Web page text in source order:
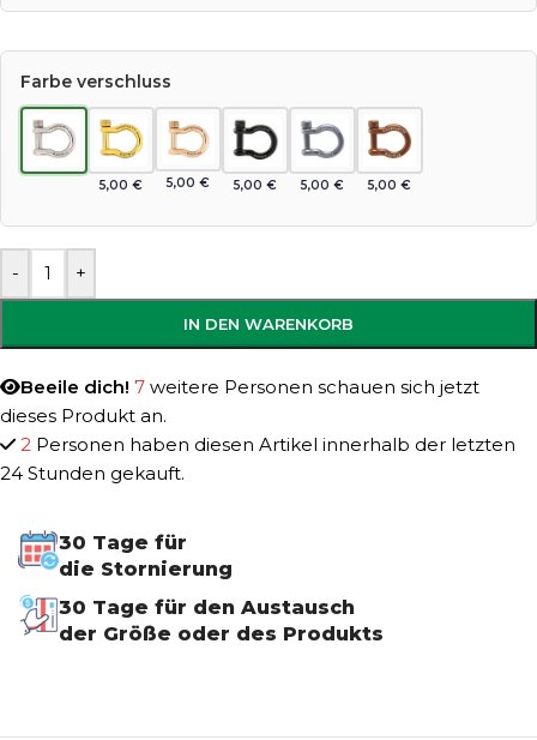
Farbe verschluss
5,00 € 5,00 € 5,00 € 5,00 € 5,00 €
- +
IN DEN WARENKORB
Beeile dich! 7 weitere Personen schauen sich jetzt
dieses Produkt an.
2 Personen haben diesen Artikel innerhalb der letzten
24 Stunden gekauft.
30 Tage für
die Stornierung
30 Tage für den Austausch
der Größe oder des Produkts